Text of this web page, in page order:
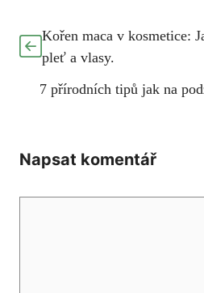
Kořen maca v kosmetice:
pleť a vlasy.
7 přírodních tipů jak na
Napsat komentář